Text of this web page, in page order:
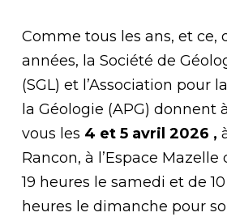
Comme tous les ans, et ce,
années, la Société de
(SGL) et l’Association pour
la Géologie (APG) donnent
vous les 4 et 5 avril 2026 ,
Rancon, à l’Espace Mazelle
19 heures le samedi et de
heures le dimanche pour